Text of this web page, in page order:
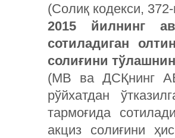
(Солиқ кодекси,
2015 йилнинг
сотиладиган
солиғини
(МВ ва ДСҚнинг
рўйхатдан
тармоғида
акциз солиғини